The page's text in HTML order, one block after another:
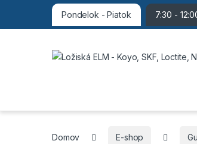
Pondelok - Piatok 7:30 -
Domov E-shop